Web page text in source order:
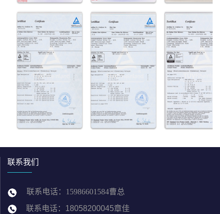
联系我们
联系电话： 15986601584曹总
联系电话： 18058200045章佳